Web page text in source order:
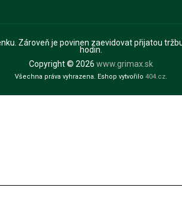
Zároveň je povinen zaevidovat přijatou
hodin.
Copyright © 2026 www.grimax.sk
Všechna práva vyhrazena. Eshop vytvořilo 404.cz.